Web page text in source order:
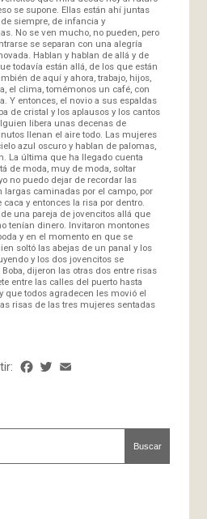
se supone. Ellas están ahí juntas
siempre, de infancia y
No se ven mucho, no pueden, pero
se separan con una alegría
Hablan y hablan de allá y de
todavía están allá, de los que están
de aquí y ahora, trabajo, hijos,
el clima, tomémonos un café, con
Y entonces, el novio a sus espaldas
de cristal y los aplausos y los cantos
libera unas decenas de
llenan el aire todo. Las mujeres
azul oscuro y hablan de palomas,
La última que ha llegado cuenta
de moda, muy de moda, soltar
no puedo dejar de recordar las
caminadas por el campo, por
y entonces la risa por dentro.
una pareja de jovencitos allá que
tenían dinero. Invitaron montones
y en el momento en que se
soltó las abejas de un panal y los
y los dos jovencitos se
dijeron las otras dos entre risas
entre las calles del puerto hasta
que todos agradecen les movió el
risas de las tres mujeres sentadas
Facebook
Twitter
Buscar